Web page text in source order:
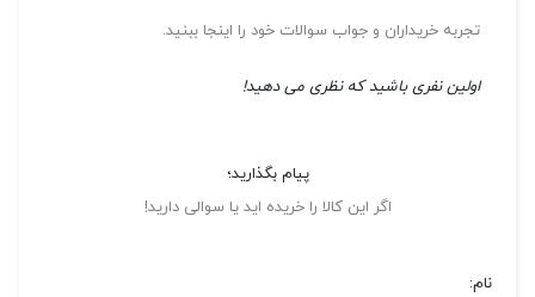
تجربه خریداران و جواب سوالات خود را اینجا ببنید.
اولین نفری باشید که نظری می دهید!
پیام بگذارید؛
اگر این کالا را خریده اید یا سوالی دارید!
نام: